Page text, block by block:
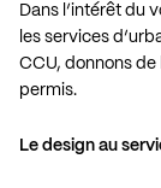
Dans l’intérêt du
les services
CCU, donnons de
permis.
Le design au